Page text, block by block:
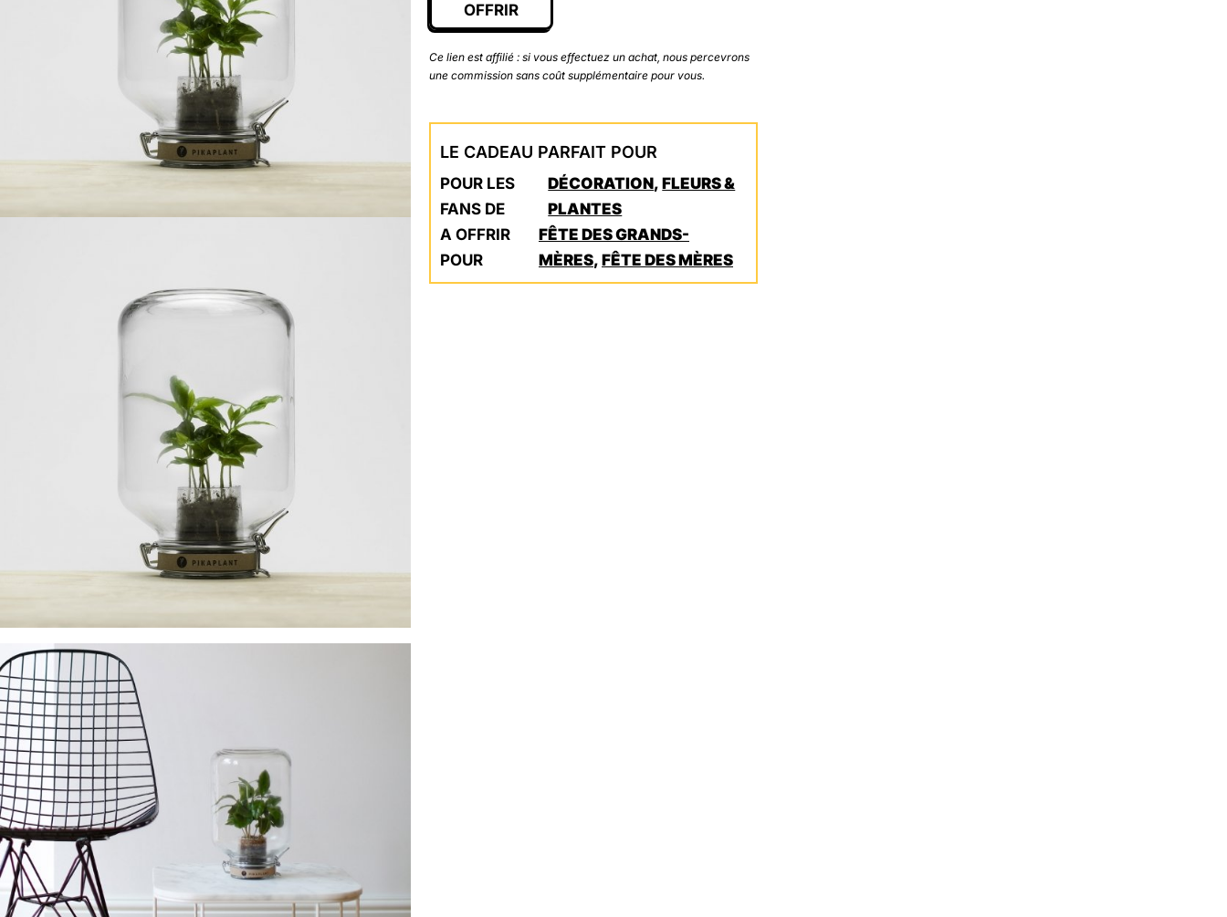
OFFRIR
Ce lien est affilié : si vous effectuez un achat, nous percevrons
une commission sans coût supplémentaire pour vous.
LE CADEAU PARFAIT POUR
POUR LES
FANS DE
DÉCORATION,FLEURS &
PLANTES
A OFFRIR
POUR
FÊTE DES GRANDS-
MÈRES, FÊTE DES MÈRES